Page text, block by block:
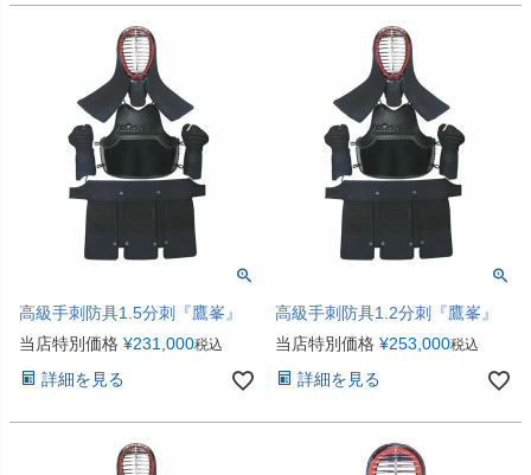
高級手刺防具1.5分刺『鷹峯』
当店特別価格 ¥231,000税込
詳細を見る
高級手刺防具1.2分刺『鷹峯』
当店特別価格 ¥253,000税込
詳細を見る